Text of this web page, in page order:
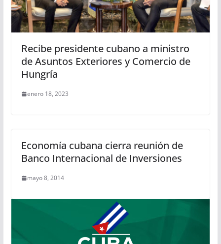
Recibe presidente cubano a ministro
de Asuntos Exteriores y Comercio de
Hungría
enero 18, 2023
Economía cubana cierra reunión de
Banco Internacional de Inversiones
mayo 8, 2014